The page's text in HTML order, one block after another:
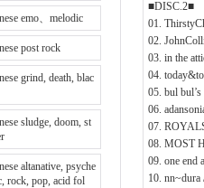
emo、melodic
post rock
grind, death, blac
sludge, doom, st
altanative, psyche
rock, pop, acid fol
■DISC.2■
01.
02.
03. in the
04.
05. bul
06.
07.
08. MOST
09. one end
10.